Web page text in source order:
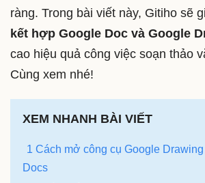
ràng. Trong bài viết này, Gitiho sẽ
kết hợp Google Doc và Google
cao hiệu quả công việc soạn thảo
Cùng xem nhé!
XEM NHANH BÀI VIẾT
1 Cách mở công cụ Google
Docs